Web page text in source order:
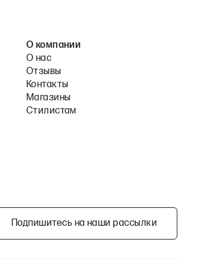
О компании
О нас
Отзывы
Контакты
Магазины
Стилистам
Подпишитесь на наши рассылки